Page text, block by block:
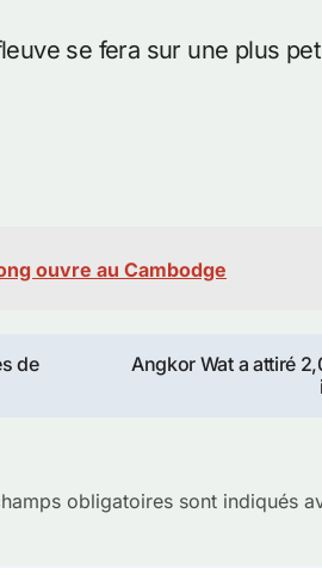
se fera sur une plus
ouvre au Cambodge
de
Angkor Wat a attiré
obligatoires sont indiqués